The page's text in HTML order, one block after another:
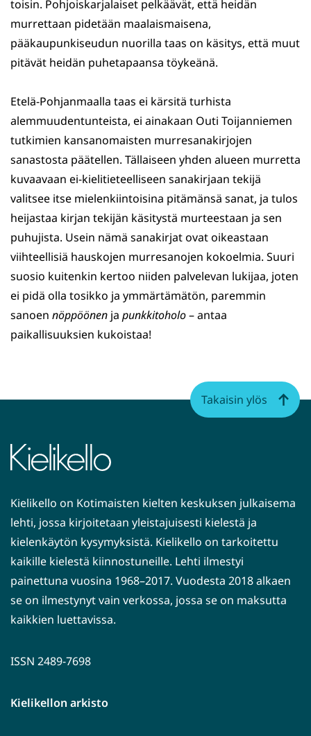
toisin. Pohjoiskarjalaiset pelkäävät, että heidän
murrettaan pidetään maalaismaisena,
pääkaupunkiseudun nuorilla taas on käsitys, että muut
pitävät heidän puhetapaansa töykeänä.
Etelä-Pohjanmaalla taas ei kärsitä turhista
alemmuudentunteista, ei ainakaan Outi Toijanniemen
tutkimien kansanomaisten murresanakirjojen
sanastosta päätellen. Tällaiseen yhden alueen murretta
kuvaavaan ei-kielitieteelliseen sanakirjaan tekijä
valitsee itse mielenkiintoisina pitämänsä sanat, ja tulos
heijastaa kirjan tekijän käsitystä murteestaan ja sen
puhujista. Usein nämä sanakirjat ovat oikeastaan
viihteellisiä hauskojen murresanojen kokoelmia. Suuri
suosio kuitenkin kertoo niiden palvelevan lukijaa, joten
ei pidä olla tosikko ja ymmärtämätön, paremmin
sanoen nöppöönen ja punkkitoholo– antaa
paikallisuuksien kukoistaa!
Kielikello on Kotimaisten kielten keskuksen julkaisema
lehti, jossa kirjoitetaan yleistajuisesti kielestä ja
kielenkäytön kysymyksistä. Kielikello on tarkoitettu
kaikille kielestä kiinnostuneille. Lehti ilmestyi
painettuna vuosina 1968–2017. Vuodesta 2018 alkaen
se on ilmestynyt vain verkossa, jossa se on maksutta
kaikkien luettavissa.
ISSN 2489-7698
Kielikellon arkisto
Takaisin ylös